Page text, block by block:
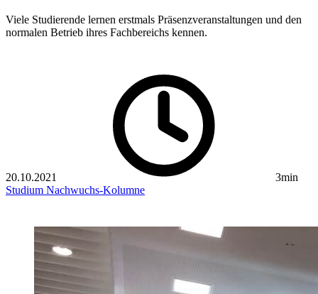
Viele Studierende lernen erstmals Präsenzveranstaltungen und den
normalen Betrieb ihres Fachbereichs kennen.
20.10.2021
3min
Studium Nachwuchs-Kolumne